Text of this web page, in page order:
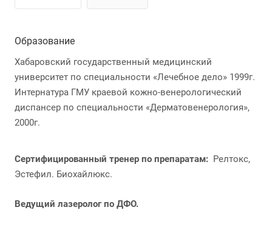
Образование
Хабаровский государственный медицинский
университет по специальности «Лечебное дело» 1999г.
Интернатура ГМУ краевой кожно-венерологический
диспансер по специальности «Дерматовенерология»,
2000г.
Сертифицированный тренер по препаратам: Релтокс,
Эстефил. Биохайлюкс.
Ведущий лазеролог по ДФО.